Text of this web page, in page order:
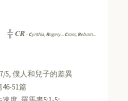
╬CR -Cynthia, Rogery... Cross, Reborn...
7/5, 僕人和兒子的差異
51篇